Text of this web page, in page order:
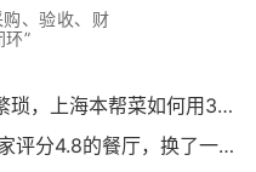
、验收、财
环”
帮菜如何用3个月跑通效率革命
厅，换了一套“供应链管理系统”